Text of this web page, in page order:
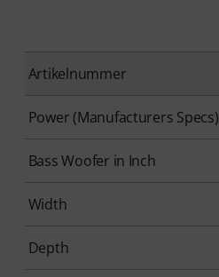
Artikelnummer
Power (Manufacturers Specs)
Bass Woofer in Inch
Width
Depth